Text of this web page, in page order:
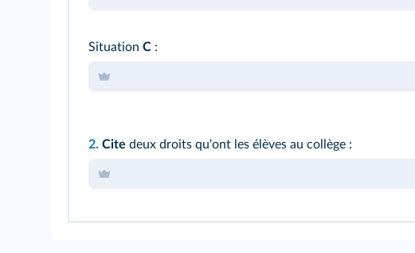
Situation C :
2. Cite deux droits qu'ont les élèves au collège :